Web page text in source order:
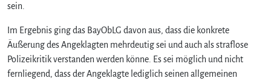
sein.
Im Ergebnis ging das BayObLG davon aus, dass die konkrete
Äußerung des Angeklagten mehrdeutig sei und auch als straflose
Polizeikritik verstanden werden könne. Es sei möglich und nicht
fernliegend, dass der Angeklagte lediglich seinen allgemeinen